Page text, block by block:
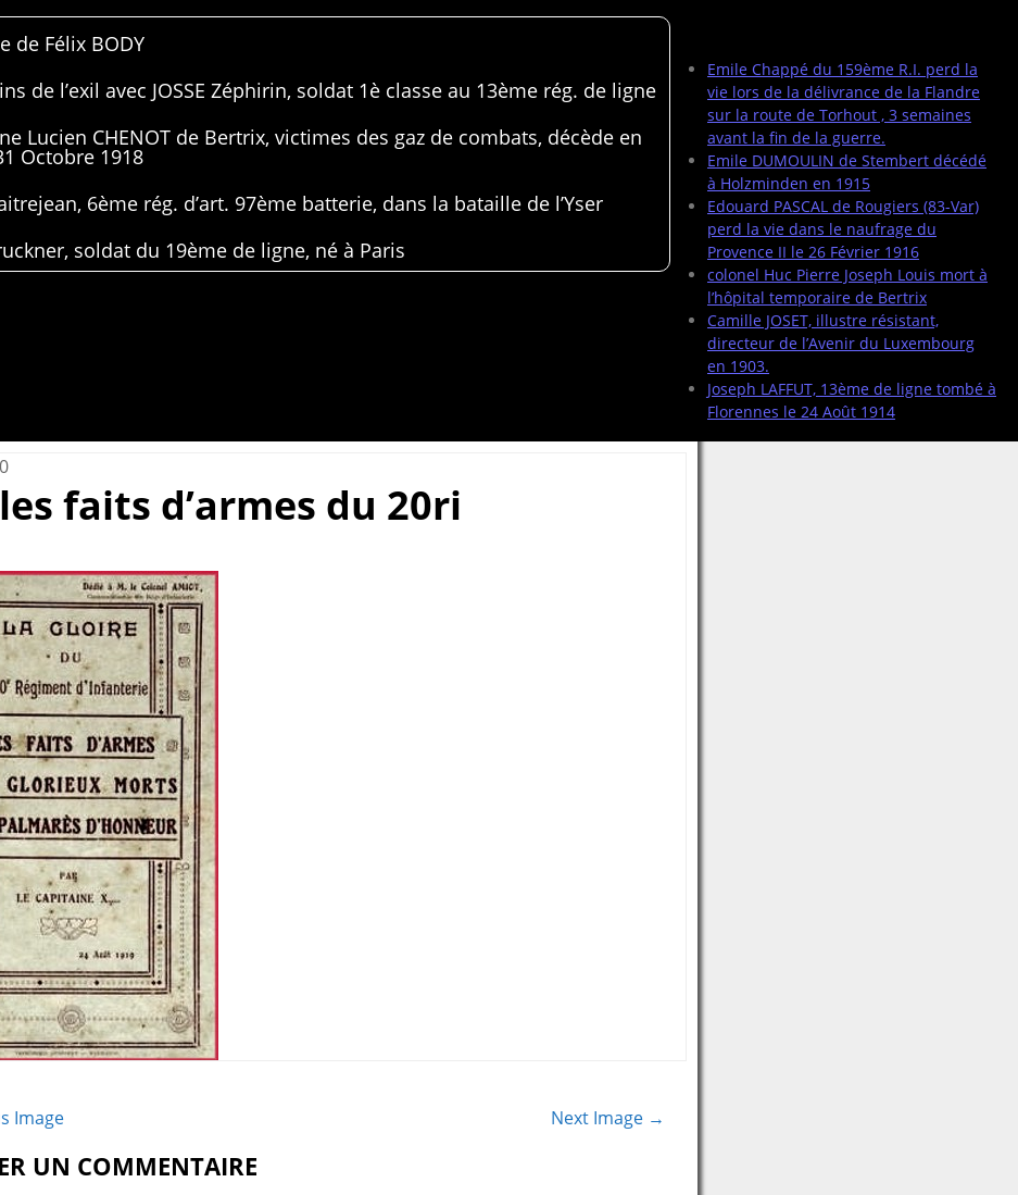
Emile Chappé du 159ème R.I. perd la
vie lors de la délivrance de la Flandre
sur la route de Torhout , 3 semaines
avant la fin de la guerre.
Emile DUMOULIN de Stembert décédé
à Holzminden en 1915
Edouard PASCAL de Rougiers (83-Var)
perd la vie dans le naufrage du
Provence II le 26 Février 1916
colonel Huc Pierre Joseph Louis mort à
l’hôpital temporaire de Bertrix
Camille JOSET, illustre résistant,
directeur de l’Avenir du Luxembourg
en 1903.
Joseph LAFFUT, 13ème de ligne tombé à
Florennes le 24 Août 1914
de Félix BODY
de l’exil avec JOSSE Zéphirin, soldat 1è classe au 13ème rég. de ligne
Lucien CHENOT de Bertrix, victimes des gaz de combats, décède en
Octobre 1918
6ème rég. d’art. 97ème batterie, dans la bataille de l’Yser
soldat du 19ème de ligne, né à Paris
faits d’armes du 20ri
Image Next Image →
UN COMMENTAIRE